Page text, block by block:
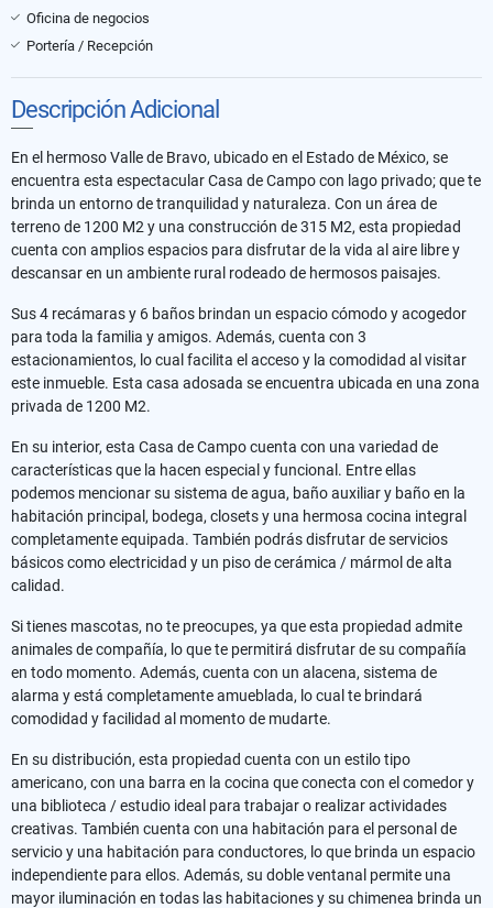
Oficina de negocios
Portería / Recepción
Descripción Adicional
En el hermoso Valle de Bravo, ubicado en el Estado de México, se
encuentra esta espectacular Casa de Campo con lago privado; que te
brinda un entorno de tranquilidad y naturaleza. Con un área de
terreno de 1200 M2 y una construcción de 315 M2, esta propiedad
cuenta con amplios espacios para disfrutar de la vida al aire libre y
descansar en un ambiente rural rodeado de hermosos paisajes.
Sus 4 recámaras y 6 baños brindan un espacio cómodo y acogedor
para toda la familia y amigos. Además, cuenta con 3
estacionamientos, lo cual facilita el acceso y la comodidad al visitar
este inmueble. Esta casa adosada se encuentra ubicada en una zona
privada de 1200 M2.
En su interior, esta Casa de Campo cuenta con una variedad de
características que la hacen especial y funcional. Entre ellas
podemos mencionar su sistema de agua, baño auxiliar y baño en la
habitación principal, bodega, closets y una hermosa cocina integral
completamente equipada. También podrás disfrutar de servicios
básicos como electricidad y un piso de cerámica / mármol de alta
calidad.
Si tienes mascotas, no te preocupes, ya que esta propiedad admite
animales de compañía, lo que te permitirá disfrutar de su compañía
en todo momento. Además, cuenta con un alacena, sistema de
alarma y está completamente amueblada, lo cual te brindará
comodidad y facilidad al momento de mudarte.
En su distribución, esta propiedad cuenta con un estilo tipo
americano, con una barra en la cocina que conecta con el comedor y
una biblioteca / estudio ideal para trabajar o realizar actividades
creativas. También cuenta con una habitación para el personal de
servicio y una habitación para conductores, lo que brinda un espacio
independiente para ellos. Además, su doble ventanal permite una
mayor iluminación en todas las habitaciones y su chimenea brinda un